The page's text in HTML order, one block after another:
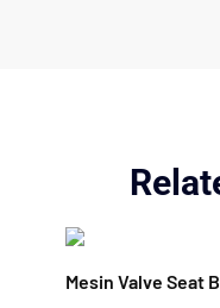
Mesin Valve Seat